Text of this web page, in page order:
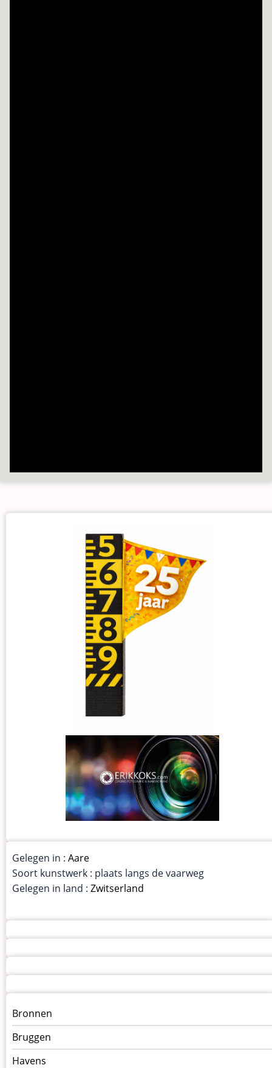
Gelegen in : Aare
Soort kunstwerk : plaats langs de vaarweg
Gelegen in land : Zwitserland
Menu
kunstwerken
op
kunstwerkpagina
Bronnen
Bruggen
Havens